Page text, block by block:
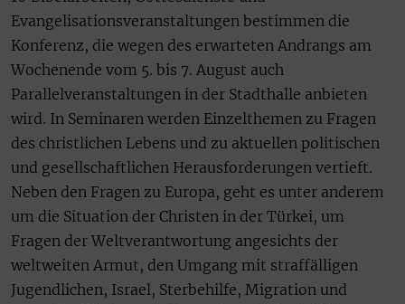
Evangelisationsveranstaltungen bestimmen die
Konferenz, die wegen des erwarteten Andrangs am
Wochenende vom 5. bis 7. August auch
Parallelveranstaltungen in der Stadthalle anbieten
wird. In Seminaren werden Einzelthemen zu Fragen
des christlichen Lebens und zu aktuellen politischen
und gesellschaftlichen Herausforderungen vertieft.
Neben den Fragen zu Europa, geht es unter anderem
um die Situation der Christen in der Türkei, um
Fragen der Weltverantwortung angesichts der
weltweiten Armut, den Umgang mit straffälligen
Jugendlichen, Israel, Sterbehilfe, Migration und